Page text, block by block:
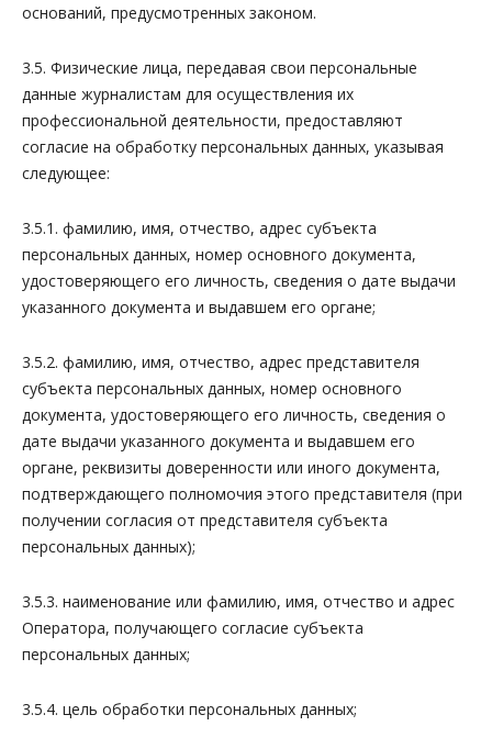
оснований, предусмотренных законом.
3.5. Физические лица, передавая свои персональные
данные журналистам для осуществления их
профессиональной деятельности, предоставляют
согласие на обработку персональных данных, указывая
следующее:
3.5.1. фамилию, имя, отчество, адрес субъекта
персональных данных, номер основного документа,
удостоверяющего его личность, сведения о дате выдачи
указанного документа и выдавшем его органе;
3.5.2. фамилию, имя, отчество, адрес представителя
субъекта персональных данных, номер основного
документа, удостоверяющего его личность, сведения о
дате выдачи указанного документа и выдавшем его
органе, реквизиты доверенности или иного документа,
подтверждающего полномочия этого представителя (при
получении согласия от представителя субъекта
персональных данных);
3.5.3. наименование или фамилию, имя, отчество и адрес
Оператора, получающего согласие субъекта
персональных данных;
3.5.4. цель обработки персональных данных;